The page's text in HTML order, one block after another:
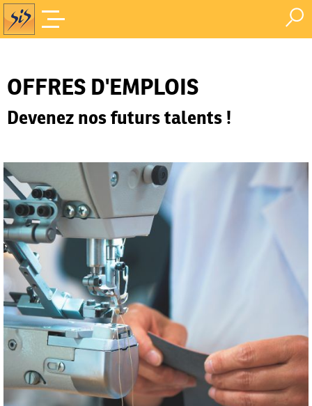
OFFRES D'EMPLOIS
Devenez nos futurs talents !